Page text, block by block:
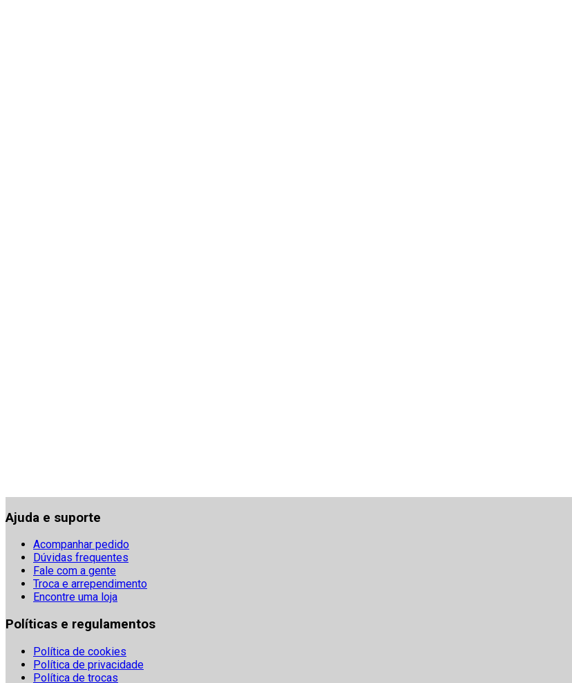
Ajuda e suporte
Acompanhar pedido
Dúvidas frequentes
Fale com a gente
Troca e arrependimento
Encontre uma loja
Políticas e regulamentos
Política de cookies
Política de privacidade
Política de trocas